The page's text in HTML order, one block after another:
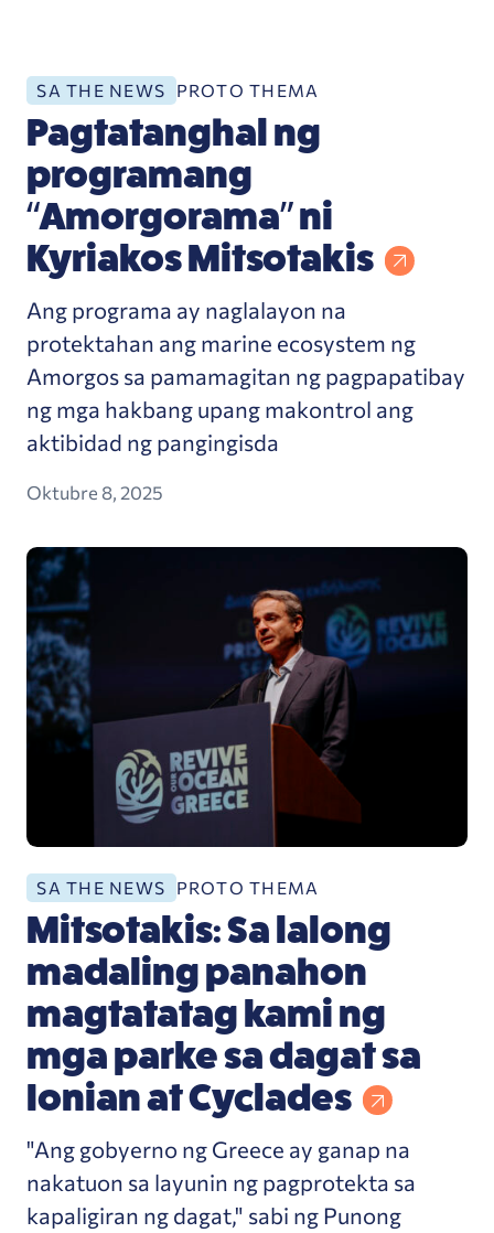
SA THE NEWS PROTO THEMA
Pagtatanghal ng
programang
“Amorgorama” ni
Kyriakos Mitsotakis
Ang programa ay naglalayon na
protektahan ang marine ecosystem ng
Amorgos sa pamamagitan ng pagpapatibay
ng mga hakbang upang makontrol ang
aktibidad ng pangingisda
Oktubre 8, 2025
Mitsotakis: Sa lalong madaling panahon
SA THE NEWS PROTO THEMA
Mitsotakis: Sa lalong
madaling panahon
magtatatag kami ng
mga parke sa dagat sa
Ionian at Cyclades
"Ang gobyerno ng Greece ay ganap na
nakatuon sa layunin ng pagprotekta sa
kapaligiran ng dagat," sabi ng Punong